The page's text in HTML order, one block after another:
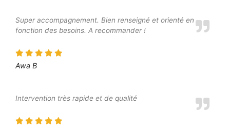
Super accompagnement. Bien renseigné et orienté en
fonction des besoins. A recommander !
Awa B
Intervention très rapide et de qualité